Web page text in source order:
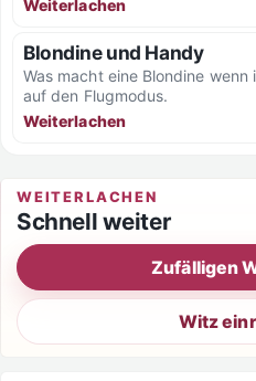
Weiterlachen
Blondine und Handy
Was macht eine Blondine
auf den Flugmodus.
Weiterlachen
WEITERLACHEN
Schnell weiter
Zufälligen
Witz